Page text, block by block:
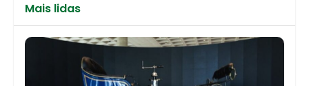
Mais lidas